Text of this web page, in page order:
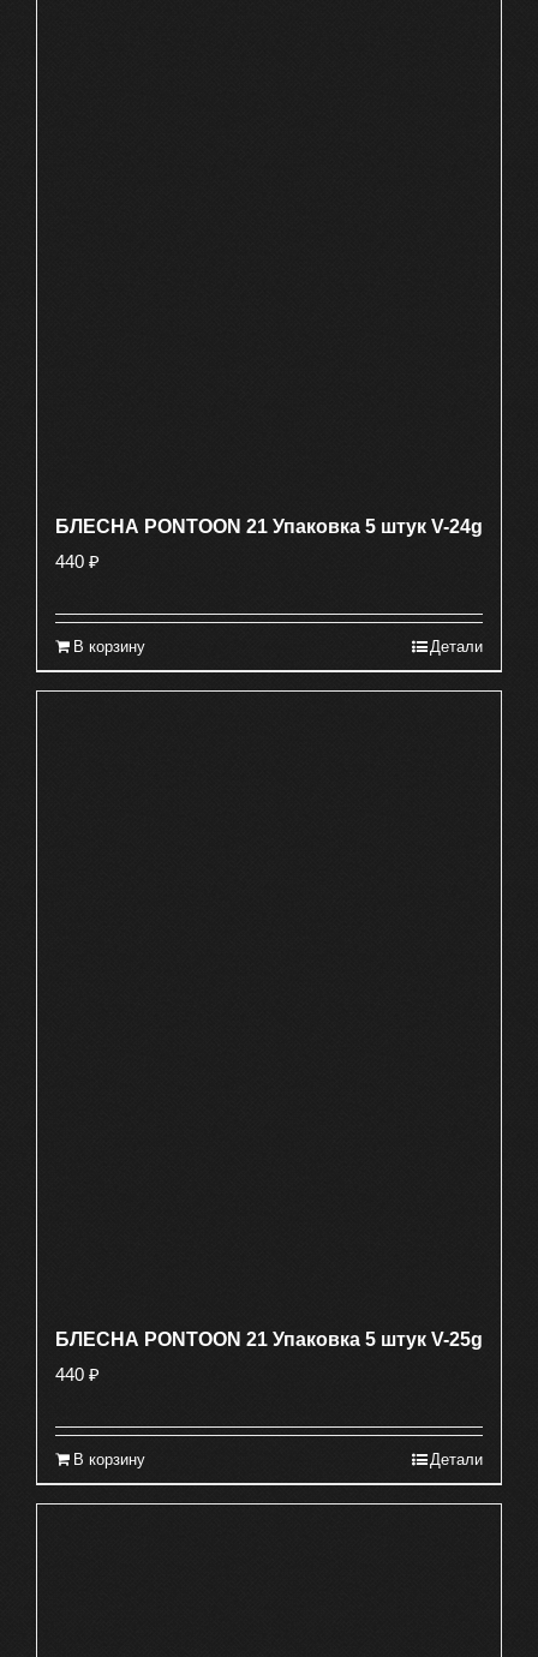
БЛЕСНА PONTOON 21 Упаковка 5 штук V-24g
440 ₽
В корзину Детали
БЛЕСНА PONTOON 21 Упаковка 5 штук V-25g
440 ₽
В корзину Детали